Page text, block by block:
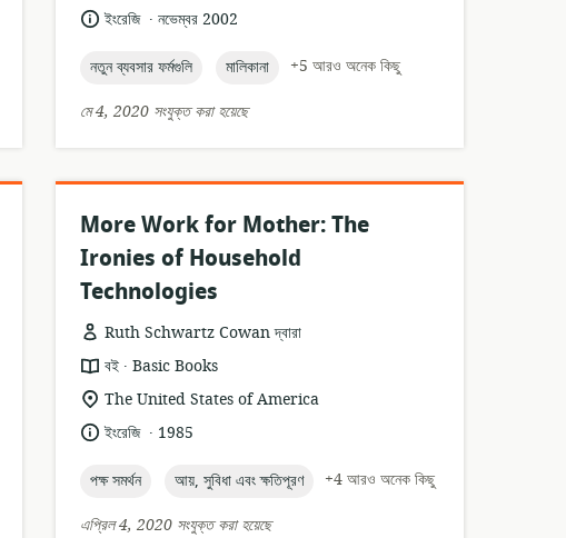
অবস্থান:
ভাষা:ইংরেজি .
প্রকাশনারনভেম্বর 2002
topic:
নতুন ব্যবসার ফর্মগুলি topic:
মালিকানা
+5 আরও অনেক কিছু
মে 4, 2020 সংযুক্ত করা হয়েছে
More Work for Mother: The
Ironies of Household
Technologies
Ruth Schwartz Cowan দ্বারা
তথ্যসম্পদের
ফর্ম্যাট:
বই .
প্রকাশক:Basic Books
প্রাসঙ্গিকতার
অবস্থান:
The United States of America
ভাষা:ইংরেজি .
প্রকাশনার
1985
topic:
পক্ষ সমর্থন topic:
আয়, সুবিধা এবং ক্ষতিপূরণ
+4 আরও অনেক কিছু
এপ্রিল 4, 2020 সংযুক্ত করা হয়েছে